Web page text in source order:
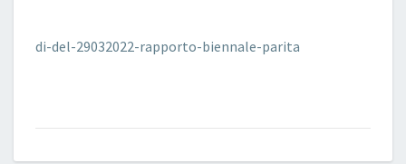
di-del-29032022-rapporto-biennale-parita